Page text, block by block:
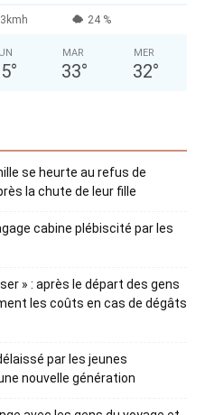
24 %
°
MAR
33°
MER
32°
se heurte au refus de
la chute de leur fille
cabine plébiscité par les
» : après le départ des gens
les coûts en cas de dégâts
par les jeunes
nouvelle génération